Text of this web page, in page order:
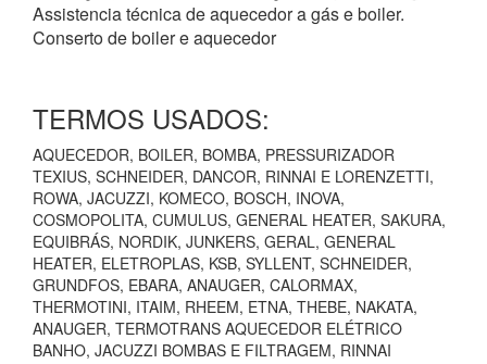
Assistencia técnica de aquecedor a gás e boiler.
Conserto de boiler e aquecedor
TERMOS USADOS:
AQUECEDOR, BOILER, BOMBA, PRESSURIZADOR
TEXIUS, SCHNEIDER, DANCOR, RINNAI E LORENZETTI,
ROWA, JACUZZI, KOMECO, BOSCH, INOVA,
COSMOPOLITA, CUMULUS, GENERAL HEATER, SAKURA,
EQUIBRÁS, NORDIK, JUNKERS, GERAL, GENERAL
HEATER, ELETROPLAS, KSB, SYLLENT, SCHNEIDER,
GRUNDFOS, EBARA, ANAUGER, CALORMAX,
THERMOTINI, ITAIM, RHEEM, ETNA, THEBE, NAKATA,
ANAUGER, TERMOTRANS AQUECEDOR ELÉTRICO
BANHO, JACUZZI BOMBAS E FILTRAGEM, RINNAI